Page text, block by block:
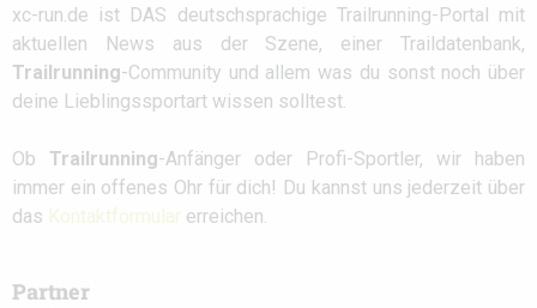
xc-run.de ist DAS deutschsprachige Trailrunning-Portal mit
aktuellen News aus der Szene, einer Traildatenbank,
Trailrunning-Community und allem was du sonst noch über
deine Lieblingssportart wissen solltest.
Ob Trailrunning-Anfänger oder Profi-Sportler, wir haben
immer ein offenes Ohr für dich! Du kannst uns jederzeit über
das Kontaktformular erreichen.
Partner